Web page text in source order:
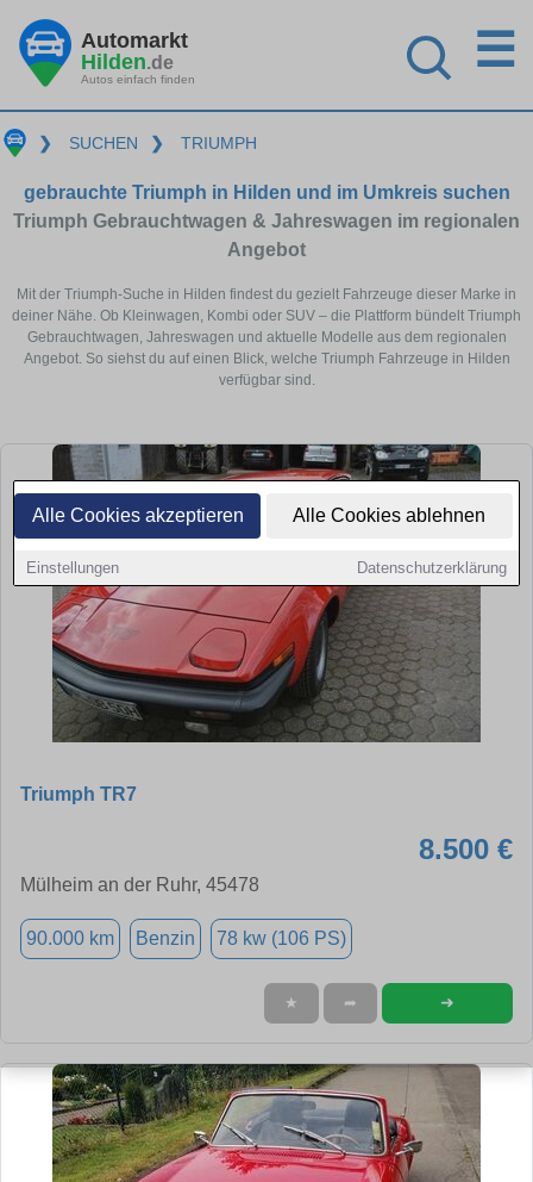
Alle Cookies akzeptieren Alle Cookies ablehnen
Einstellungen Datenschutzerklärung
Automarkt
Hilden.de
Autos einfach finden
☰
❯ SUCHEN ❯ TRIUMPH
gebrauchte Triumph in Hilden und im Umkreis suchen
Triumph Gebrauchtwagen & Jahreswagen im regionalen
Angebot
Mit der Triumph-Suche in Hilden findest du gezielt Fahrzeuge dieser Marke in
deiner Nähe. Ob Kleinwagen, Kombi oder SUV – die Plattform bündelt Triumph
Gebrauchtwagen, Jahreswagen und aktuelle Modelle aus dem regionalen
Angebot. So siehst du auf einen Blick, welche Triumph Fahrzeuge in Hilden
verfügbar sind.
Triumph TR7
8.500 €
Mülheim an der Ruhr, 45478
90.000 km Benzin 78 kw (106 PS)
★ ➦ ➜